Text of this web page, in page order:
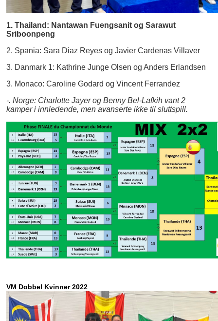
1. Thailand: Nantawan Fuengsanit og Sarawut
Sriboonpeng
2. Spania: Sara Diaz Reyes og Javier Cardenas Villaver
3. Danmark 1: Kathrine Junge Olsen og Anders Erlandsen
3. Monaco: Caroline Godard og Vincent Ferrandez
-. Norge: Charlotte Jayer og Benny Bel-Lafkih vant 2
kamper i innledende, men avanserte ikke til sluttspill.
VM Dobbel Kvinner 2022